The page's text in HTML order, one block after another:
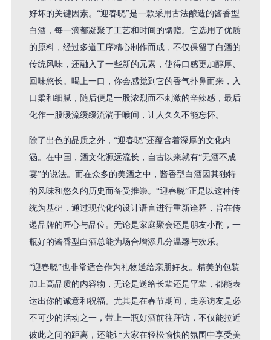
好坏的关键因素。“迎春晓”是一款采用古法酿造的酱香型
白酒，每一滴都凝聚了工艺和时间的馈赠。它选用了优质
的原料，经过多道工序精心制作而成，不仅保留了白酒的
传统风味，还融入了一些新的元素，使得口感更加醇厚、
回味悠长。喝上一口，你会感觉到它的香气扑鼻而来，入
口柔和细腻，随后便是一股浓烈而不刺激的辛辣感，最后
化作一股暖流缓缓流淌于喉间，让人久久不能忘怀。
除了出色的品质之外，“迎春晓”还蕴含着深厚的文化内
涵。在中国，酒文化源远流长，自古以来就有“无酒不成
宴”的说法。而在众多的美酒之中，酱香型白酒因其独特
的风味和悠久的历史而备受推崇。“迎春晓”正是以这种传
统为基础，通过现代化的设计语言进行重新诠释，旨在传
递品牌的匠心与品位。无论是家庭聚会还是朋友小酌，一
瓶好的酱香型白酒总能为场合增添几分温馨与欢乐。
“迎春晓”也非常适合作为礼物送给亲朋好友。精美的包装
加上高品质的内容物，无论是送给长辈还是平辈，都能表
达出你的诚意和祝福。尤其是在春节期间，走亲访友是必
不可少的活动之一，带上一瓶好酒前往拜访，不仅能拉近
彼此之间的距离，还能让大家在轻松愉快的氛围中享受美